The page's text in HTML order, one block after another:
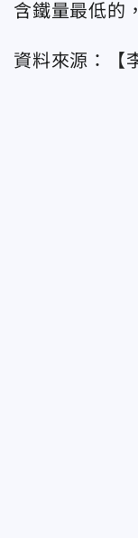
含鐵量最低的
資料來源：【